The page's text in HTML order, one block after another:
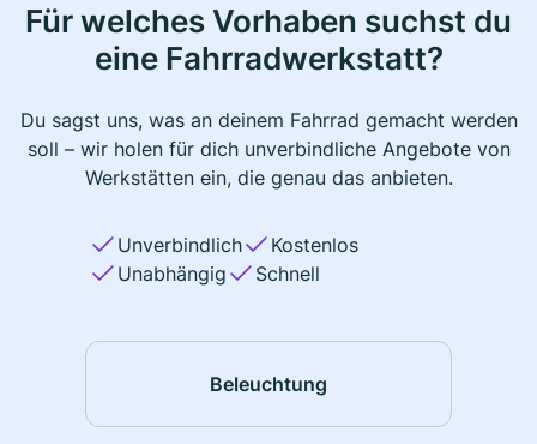
Für welches Vorhaben suchst du
eine Fahrradwerkstatt?
Du sagst uns, was an deinem Fahrrad gemacht werden
soll – wir holen für dich unverbindliche Angebote von
Werkstätten ein, die genau das anbieten.
Unverbindlich
Kostenlos
Unabhängig
Schnell
Beleuchtung